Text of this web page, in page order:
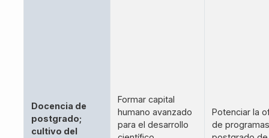
Docencia de
postgrado;
cultivo del
Formar capital
humano avanzado
para el desarrollo
Potenciar la
de